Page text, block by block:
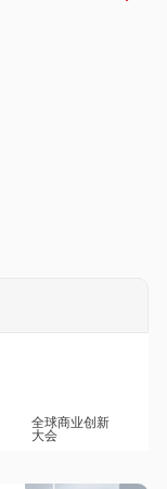
全球商业创新
大会